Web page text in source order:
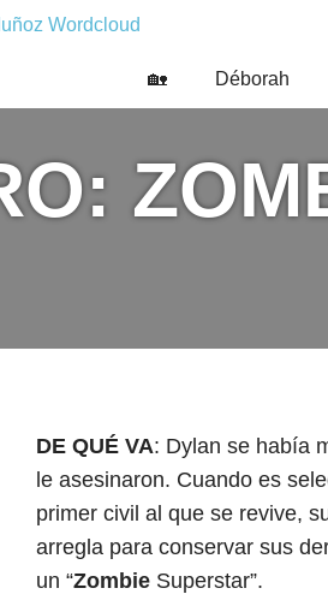
F.
🏡 Déborah
DE QUÉ VA: Dylan se había
le asesinaron. Cuando es
primer civil al que se revive,
arregla para conservar sus
un “Zombie Superstar”.